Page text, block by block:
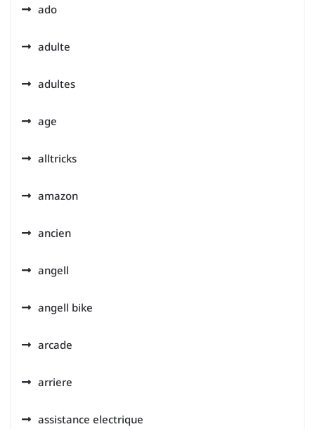
ado
adulte
adultes
age
alltricks
amazon
ancien
angell
angell bike
arcade
arriere
assistance electrique